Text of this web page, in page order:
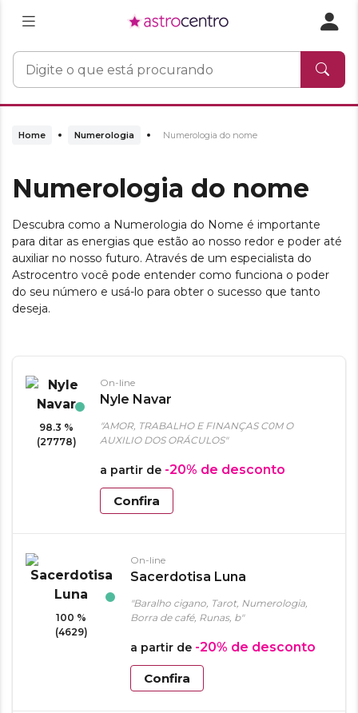
Home Numerologia Numerologia do nome
Numerologia do nome
Descubra como a Numerologia do Nome é importante
para ditar as energias que estão ao nosso redor e poder até
auxiliar no nosso futuro. Através de um especialista do
Astrocentro você pode entender como funciona o poder
do seu número e usá-lo para obter o sucesso que tanto
deseja.
98.3 %
(27778)
On-line
Nyle Navar
"AMOR, TRABALHO E FINANÇAS C0M O
AUXILIO DOS ORÁCULOS"
a partir de -20% de desconto
Confira
100 %
(4629)
On-line
Sacerdotisa Luna
"Baralho cigano, Tarot, Numerologia,
Borra de café, Runas, b"
a partir de -20% de desconto
Confira